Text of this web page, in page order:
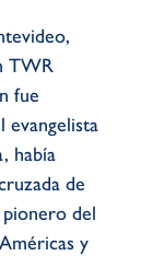
TWR
fue
evangelista
había
de
pionero del
y